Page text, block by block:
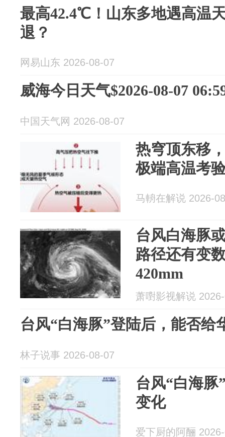
最高42.4℃！山东多地遇高温
退？
网易山东 2026-08-07
威海今日天气$2026-08-07
中国天气网 2026-08-07
热穹顶东移
极端高温考
马輈在解说 2026-
台风白海豚
路径还有变
420mm
萧嚉影视解说
台风“白海豚”登陆后，能否给
林子说事 2026-08-07
台风“白海豚
变化
爱下厨的阿酾